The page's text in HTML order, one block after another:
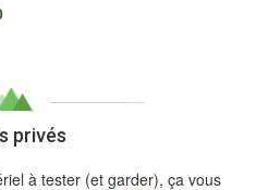
privés
à tester (et garder), ça vous